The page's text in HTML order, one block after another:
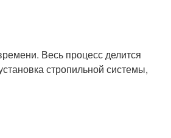
Весь процесс делится
стропильной системы,